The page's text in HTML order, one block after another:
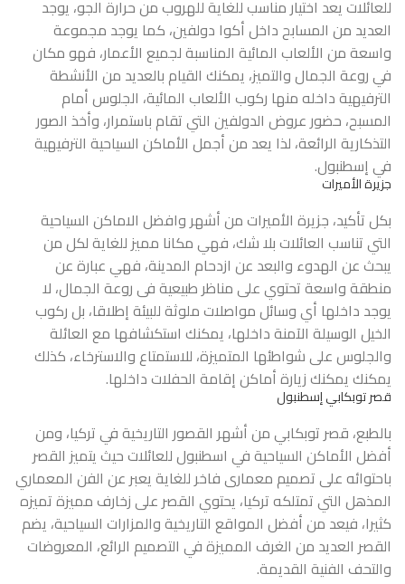
للعائلات يعد اختيار مناسب للغاية للهروب من حرارة الجو، يوجد
العديد من المسابح داخل أكوا دولفين، كما يوجد مجموعة
واسعة من الألعاب المائية المناسبة لجميع الأعمار، فهو مكان
في روعة الجمال والتميز، يمكنك القيام بالعديد من الأنشطة
الترفيهية داخله منها ركوب الألعاب المائية، الجلوس أمام
المسبح، حضور عروض الدولفين التي تقام باستمرار، وأخذ الصور
التذكارية الرائعة، لذا يعد من أجمل الأماكن السياحية الترفيهية
في إسطنبول.
جزيرة الأميرات
بكل تأكيد، جزيرة الأميرات من أشهر وافضل الاماكن السياحية
التي تناسب العائلات بلا شك، فهي مكانا مميز للغاية لكل من
يبحث عن الهدوء والبعد عن ازدحام المدينة، فهي عبارة عن
منطقة واسعة تحتوي على مناظر طبيعية فى روعة الجمال، لا
يوجد داخلها أي وسائل مواصلات ملوثة للبيئة إطلاقا، بل ركوب
الخيل الوسيلة الآمنة داخلها، يمكنك استكشافها مع العائلة
والجلوس على شواطئها المتميزة، للاستمتاع والاسترخاء، كذلك
يمكنك يمكنك زيارة أماكن إقامة الحفلات داخلها.
قصر توبكابي إسطنبول
بالطبع، قصر توبكابي من أشهر القصور التاريخية في تركيا، ومن
أفضل الأماكن السياحية في اسطنبول للعائلات حيث يتميز القصر
باحتوائه على تصميم معمارى فاخر للغاية يعبر عن الفن المعماري
المذهل التي تمتلكه تركيا، يحتوي القصر على زخارف مميزة تميزه
كثيرا، فيعد من أفضل المواقع التاريخية والمزارات السياحية، يضم
القصر العديد من الغرف المميزة في التصميم الرائع، المعروضات
والتحف الفنية القديمة.